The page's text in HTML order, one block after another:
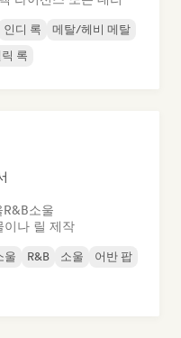
인디 록
메탈/헤비 메탈
록
R&B소울
이나 릴 제작
울 R&B 소울 어반 팝